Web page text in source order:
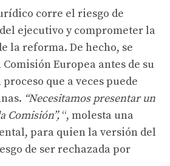
corre el riesgo de
ejecutivo y comprometer la
la reforma. De hecho, se
Europea antes de su
que a veces puede
“Necesitamos presentar un
Comisión”, “, molesta una
para quien la versión del
de ser rechazada por